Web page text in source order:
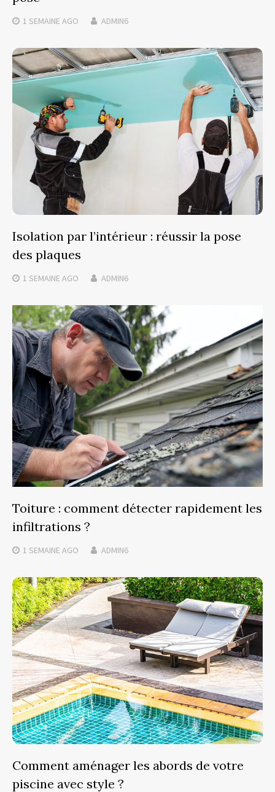
1 SEMAINE AGO ADMIN6
Isolation par l’intérieur : réussir la pose
des plaques
1 SEMAINE AGO ADMIN6
Toiture : comment détecter rapidement les
infiltrations ?
1 SEMAINE AGO ADMIN6
Comment aménager les abords de votre
piscine avec style ?